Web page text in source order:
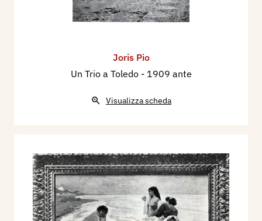
Joris Pio
Un Trio a Toledo - 1909 ante
Visualizza scheda